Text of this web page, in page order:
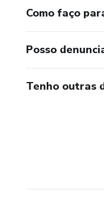
Como faço
Posso
Tenho outras